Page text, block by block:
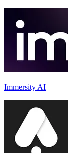
Immersity AI